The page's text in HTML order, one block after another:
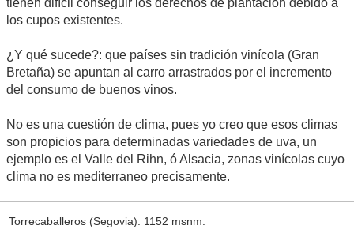
tienen difícil conseguir los derechos de plantación debido a
los cupos existentes.
¿Y qué sucede?: que países sin tradición vinícola (Gran
Bretaña) se apuntan al carro arrastrados por el incremento
del consumo de buenos vinos.
No es una cuestión de clima, pues yo creo que esos climas
son propicios para determinadas variedades de uva, un
ejemplo es el Valle del Rihn, ó Alsacia, zonas vinícolas cuyo
clima no es mediterraneo precisamente.
Torrecaballeros (Segovia): 1152 msnm.